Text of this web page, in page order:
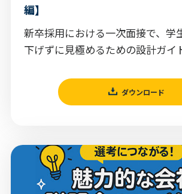
編】
新卒採用における一次面接で、学
下げずに見極めるための設計ガイ
ダウンロード